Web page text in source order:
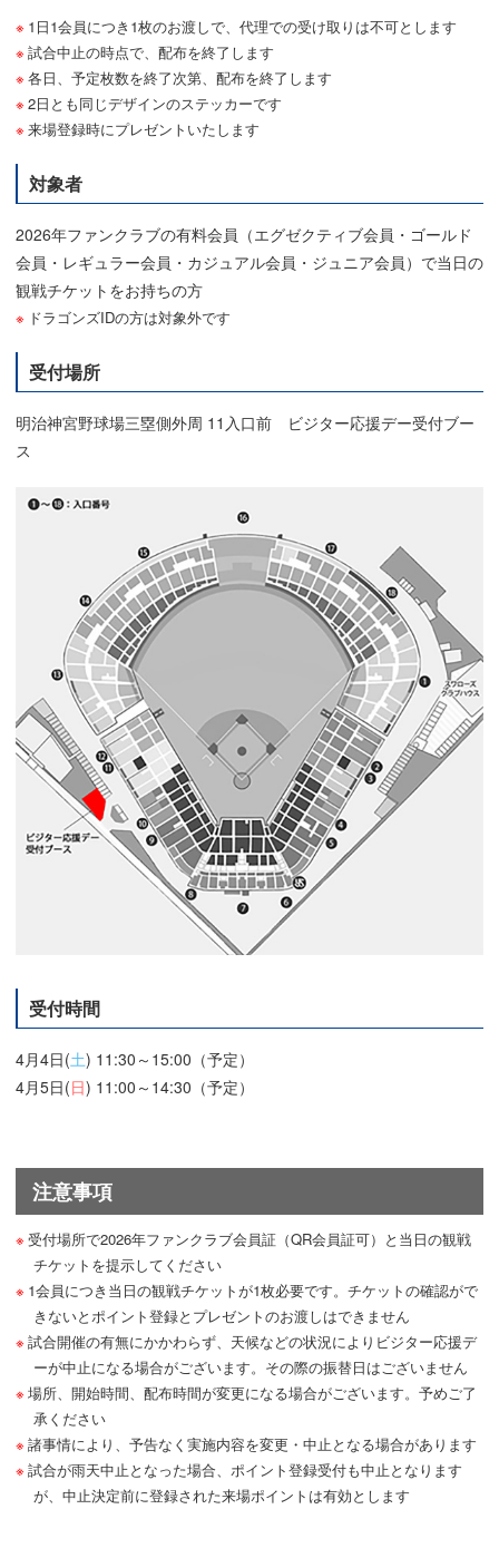
1日1会員につき1枚のお渡しで、代理での受け取りは不可とします
試合中止の時点で、配布を終了します
各日、予定枚数を終了次第、配布を終了します
2日とも同じデザインのステッカーです
来場登録時にプレゼントいたします
対象者
2026年ファンクラブの有料会員（エグゼクティブ会員・ゴールド
会員・レギュラー会員・カジュアル会員・ジュニア会員）で当日の
観戦チケットをお持ちの方
ドラゴンズIDの方は対象外です
受付場所
明治神宮野球場三塁側外周 11入口前 ビジター応援デー受付ブー
ス
受付時間
4月4日(土) 11:30～15:00（予定）
4月5日(日) 11:00～14:30（予定）
注意事項
受付場所で2026年ファンクラブ会員証（QR会員証可）と当日の観戦
チケットを提示してください
1会員につき当日の観戦チケットが1枚必要です。チケットの確認がで
きないとポイント登録とプレゼントのお渡しはできません
試合開催の有無にかかわらず、天候などの状況によりビジター応援デ
ーが中止になる場合がございます。その際の振替日はございません
場所、開始時間、配布時間が変更になる場合がございます。予めご了
承ください
諸事情により、予告なく実施内容を変更・中止となる場合があります
試合が雨天中止となった場合、ポイント登録受付も中止となります
が、中止決定前に登録された来場ポイントは有効とします